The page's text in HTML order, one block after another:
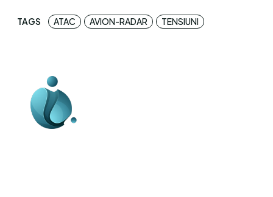
TAGS ATAC AVION-RADAR TENSIUNI